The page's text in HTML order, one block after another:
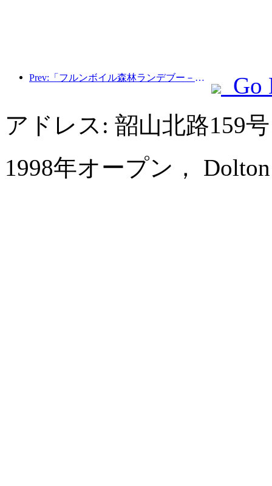
Prev:「フルンボイル森林ランデブー－大興安嶺エクスプレス－星光列車－天一旅」観光列車が初運行を行った。
Go
アドレス: 韶山北路159
1998年オープン，